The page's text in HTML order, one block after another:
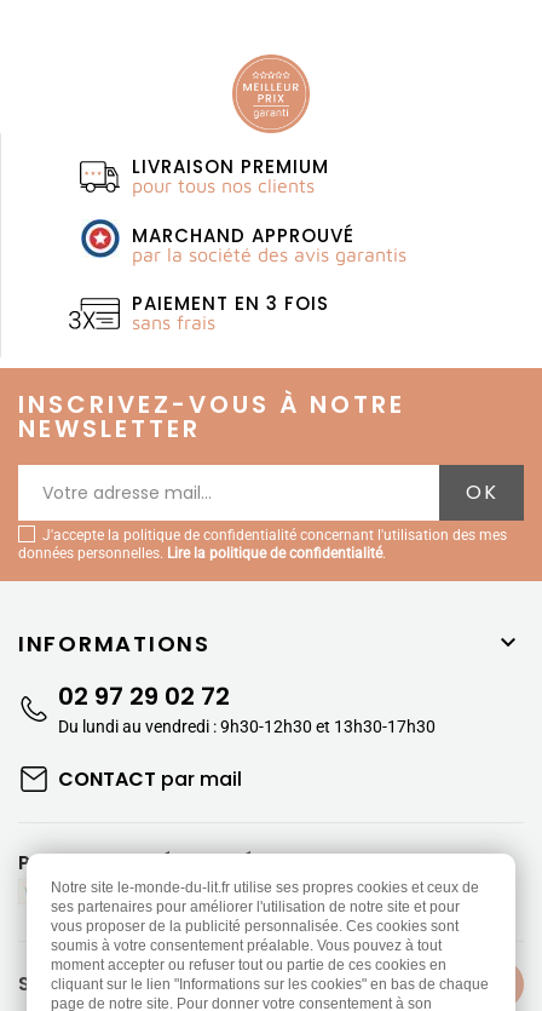
LIVRAISON PREMIUM
pour tous nos clients
MARCHAND APPROUVÉ
par la société des avis garantis
PAIEMENT EN 3 FOIS
sans frais
INSCRIVEZ-VOUS À NOTRE
NEWSLETTER
J'accepte la politique de confidentialité concernant l'utilisation des mes
données personnelles. Lire la politique de confidentialité.
INFORMATIONS 
02 97 29 02 72
Du lundi au vendredi : 9h30-12h30 et 13h30-17h30
CONTACT par mail
PAIEMENTS SÉCURISÉS
SUIVEZ-NOUS
Notre site le-monde-du-lit.fr utilise ses propres cookies et ceux de
ses partenaires pour améliorer l'utilisation de notre site et pour
vous proposer de la publicité personnalisée. Ces cookies sont
soumis à votre consentement préalable. Vous pouvez à tout
moment accepter ou refuser tout ou partie de ces cookies en
cliquant sur le lien "Informations sur les cookies" en bas de chaque
page de notre site. Pour donner votre consentement à son